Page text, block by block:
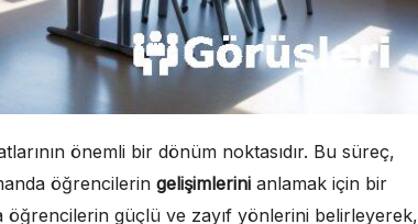
önemli bir dönüm noktasıdır. Bu süreç,
öğrencilerin gelişimlerini anlamak için bir
öğrencilerin güçlü ve zayıf yönlerini belirleyerek,